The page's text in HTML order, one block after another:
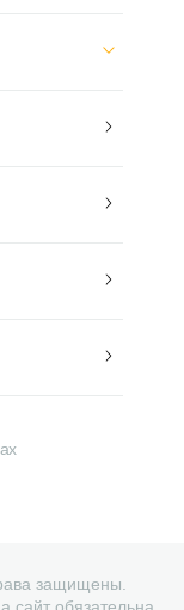
защищены.